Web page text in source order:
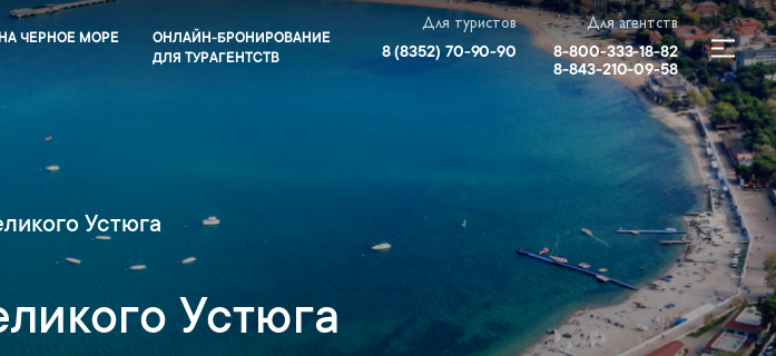
ЧЕРНОЕ МОРЕ
ОНЛАЙН-БРОНИРОВАНИЕ
ДЛЯ ТУРАГЕНТСТВ
Для туристов
8 (8352) 70-90-90
Для агентств
8-800-333-18-82
8-843-210-09-58
Устюга
Устюга